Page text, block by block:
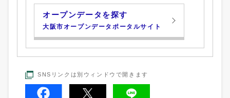
オープンデータを探す
大阪市オープンデータポータルサイト
SNSリンクは別ウィンドウで開きます